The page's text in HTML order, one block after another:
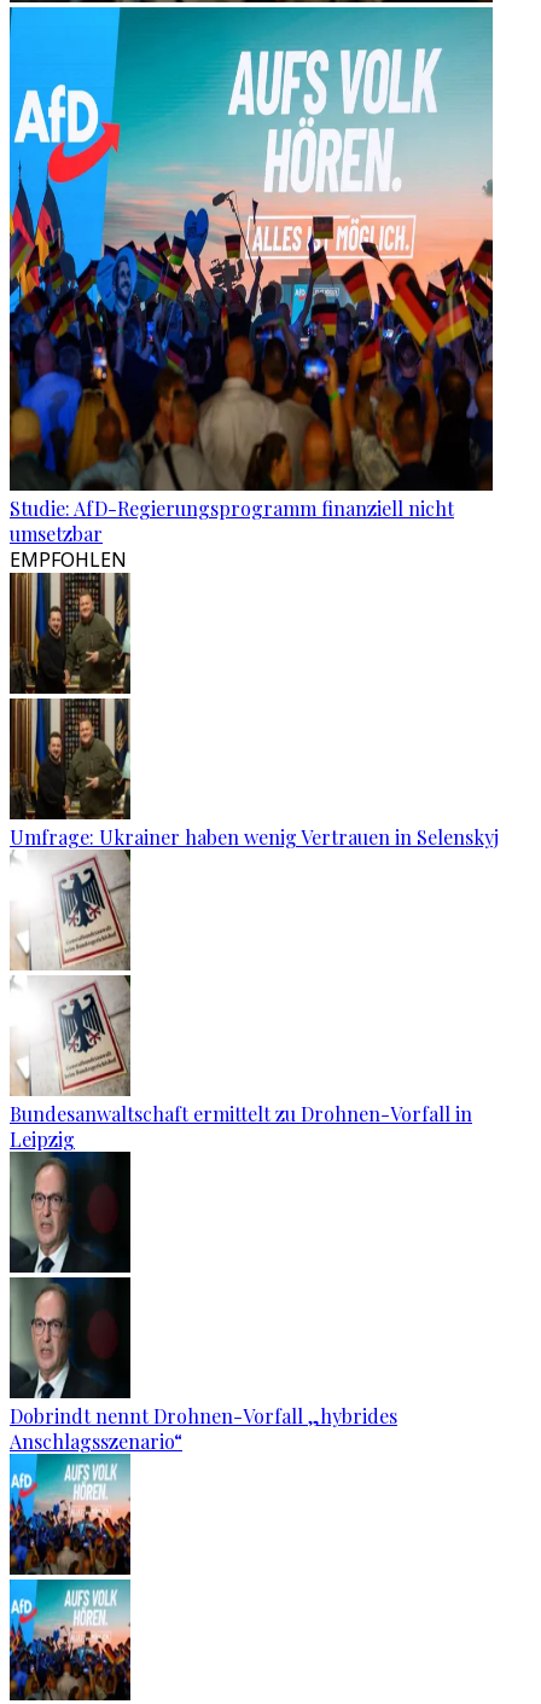
Studie: AfD-Regierungsprogramm finanziell nicht
umsetzbar
EMPFOHLEN
Umfrage: Ukrainer haben wenig Vertrauen in Selenskyj
Bundesanwaltschaft ermittelt zu Drohnen-Vorfall in
Leipzig
Dobrindt nennt Drohnen-Vorfall „hybrides
Anschlagsszenario“